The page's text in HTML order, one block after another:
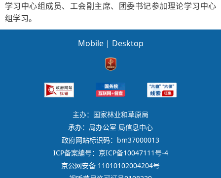
学习中心组成员、工会副主席、团委书记参加理论学习中心
组学习。
Mobile | Desktop
主办：国家林业和草原局
承办：局办公室 局信息中心
政府网站标识码：bm37000013
ICP备案编号：京ICP备10047111号-4
京公网安备 11010102004204号